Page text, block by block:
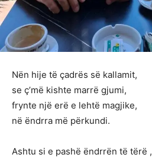
Nën hije të çadrës së kallamit,
se ç’më kishte marrë gjumi,
frynte një erë e lehtë magjike,
në ëndrra më përkundi.
Ashtu si e pashë ëndrrën të tërë ,